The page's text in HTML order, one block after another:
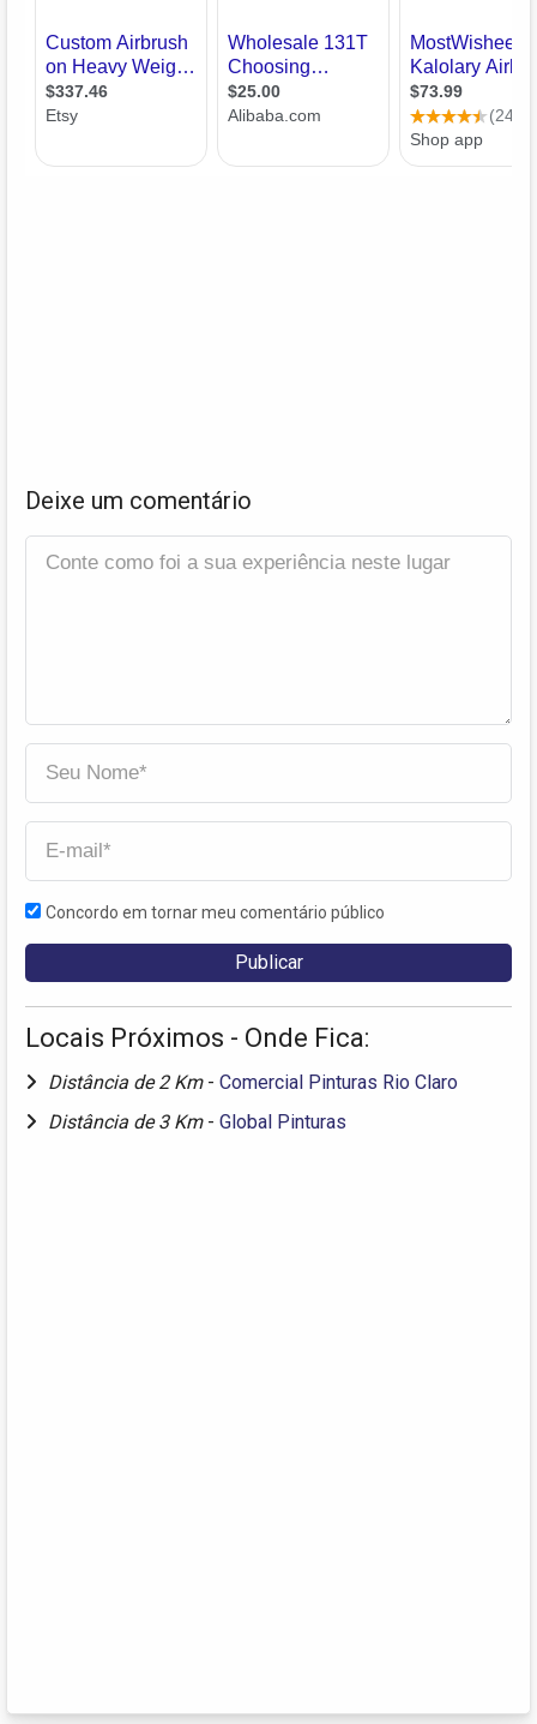
Deixe um comentário
Concordo em tornar meu comentário público
Locais Próximos - Onde Fica:
Distância de 2 Km - Comercial Pinturas Rio Claro
Distância de 3 Km - Global Pinturas